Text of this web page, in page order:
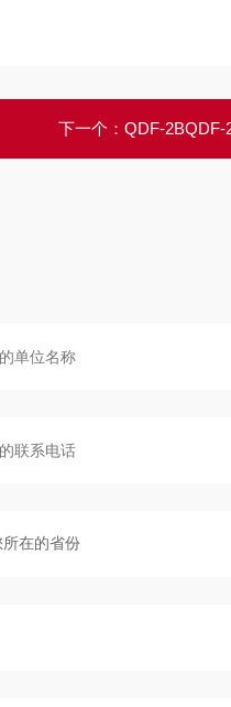
下一个： QDF-2BQDF-